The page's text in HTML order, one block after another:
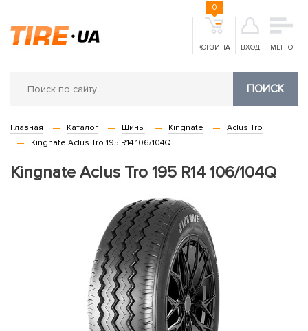
КОРЗИНА
0
ВХОД МЕНЮ
ПОИСК
Главная Каталог Шины Kingnate
Aclus Tro
Kingnate Aclus Tro 195 R14 106/104Q
Kingnate Aclus Tro 195 R14 106/104Q